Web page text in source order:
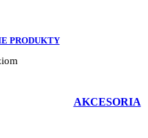
PRODUKTY
AKCESORIA